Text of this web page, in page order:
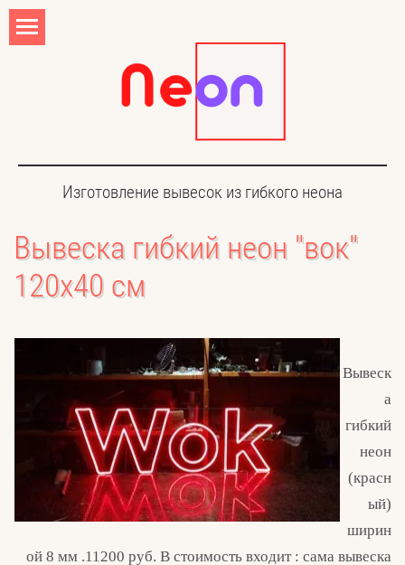
Изготовление вывесок из гибкого неона
Вывеска гибкий неон "вок"
120х40 см
Вывеск
а
гибкий
неон
(красн
ый)
ширин
ой 8 мм .11200 руб. В стоимость входит : сама вывеска